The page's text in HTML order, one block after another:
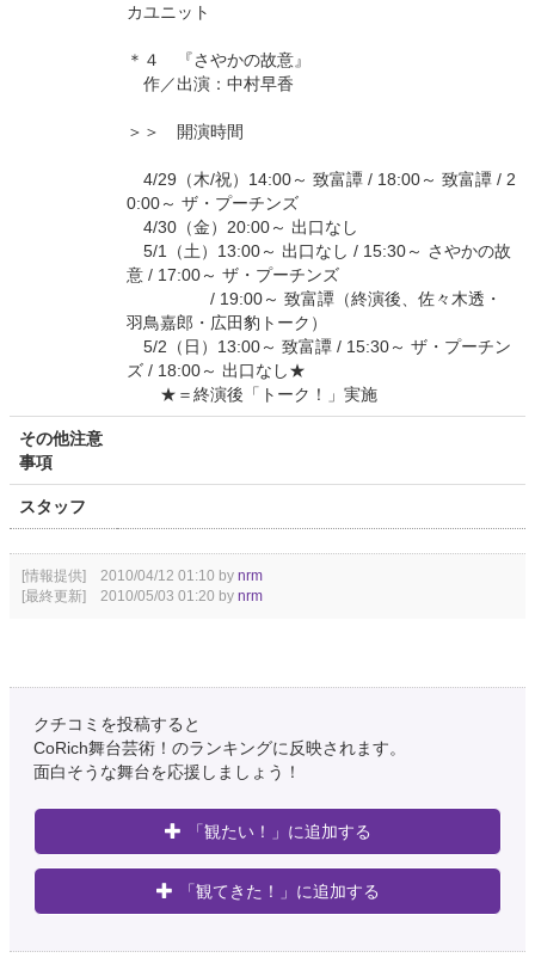
カユニット
＊４ 『さやかの故意』
作／出演：中村早香
＞＞ 開演時間
4/29（木/祝）14:00～ 致富譚 / 18:00～ 致富譚 / 2
0:00～ ザ・プーチンズ
4/30（金）20:00～ 出口なし
5/1（土）13:00～ 出口なし / 15:30～ さやかの故
意 / 17:00～ ザ・プーチンズ
/ 19:00～ 致富譚（終演後、佐々木透・
羽鳥嘉郎・広田豹トーク）
5/2（日）13:00～ 致富譚 / 15:30～ ザ・プーチン
ズ / 18:00～ 出口なし★
★＝終演後「トーク！」実施
その他注意
事項
スタッフ
[情報提供] 2010/04/12 01:10 by nrm
[最終更新] 2010/05/03 01:20 by nrm
クチコミを投稿すると
CoRich舞台芸術！のランキングに反映されます。
面白そうな舞台を応援しましょう！
「観たい！」に追加する
「観てきた！」に追加する